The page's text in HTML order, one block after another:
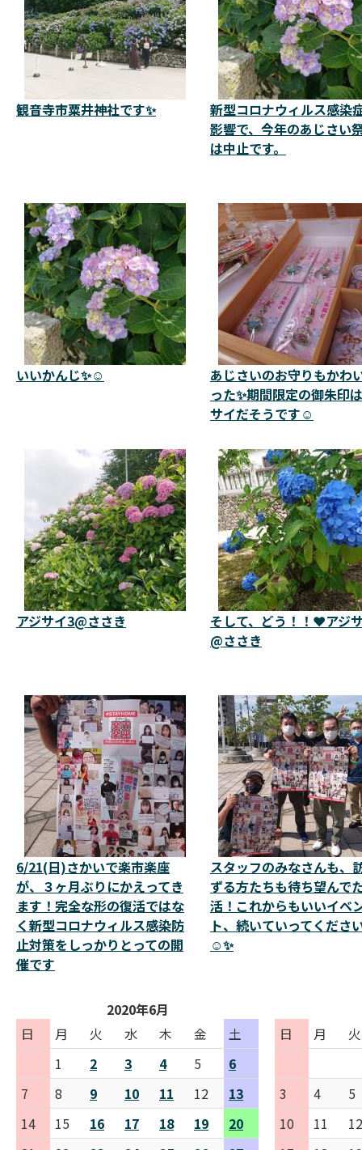
観音寺市粟井神社です✨
新型コロナウィルス感染
影響で、今年のあじさい
は中止です。
いいかんじ✨☺️
あじさいのお守りもかわ
った✨期間限定の御朱印
サイだそうです☺️
アジサイ3@ささき
そして、どう！！❤️アジ
@ささき
6/21(日)さかいで楽市楽座
が、３ヶ月ぶりにかえってき
ます！完全な形の復活ではな
く新型コロナウィルス感染防
止対策をしっかりとっての開
催です
スタッフのみなさんも、
ずる方たちも待ち望んで
活！これからもいいイベ
ト、続いていってくださ
☺️✨
2020年6月
日
月 火 水 木 金
土
1
2 3 4 5
6
7
8 9 10 11 12
13
14
15 16 17 18 19
20
日 月 火
3 4
5
10
11
12